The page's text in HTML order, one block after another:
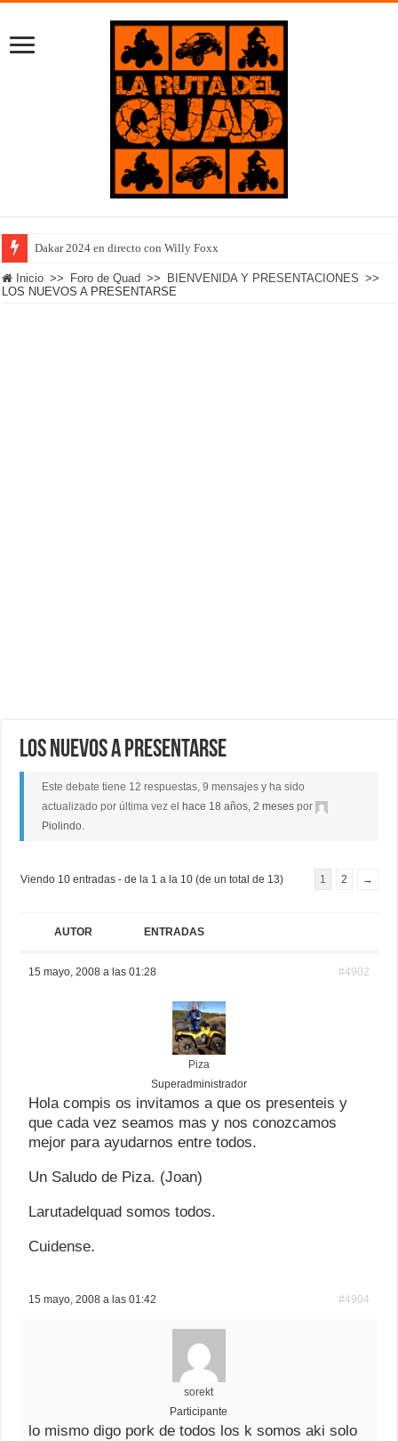
Dakar 2024 en directo con Willy Foxx
Inicio >> Foro de Quad >> BIENVENIDA Y PRESENTACIONES >>
LOS NUEVOS A PRESENTARSE
LOS NUEVOS A PRESENTARSE
Este debate tiene 12 respuestas, 9 mensajes y ha sido
actualizado por última vez el
hace 18 años, 2 mesespor
Piolindo.
Viendo 10 entradas - de la 1 a la 10 (de un total de 13) 1 2 →
AUTOR ENTRADAS
15 mayo, 2008 a las 01:28 #4902
Piza
Superadministrador
Hola compis os invitamos a que os presenteis y
que cada vez seamos mas y nos conozcamos
mejor para ayudarnos entre todos.
Un Saludo de Piza. (Joan)
Larutadelquad somos todos.
Cuidense.
15 mayo, 2008 a las 01:42 #4904
sorekt
Participante
lo mismo digo pork de todos los k somos aki solo